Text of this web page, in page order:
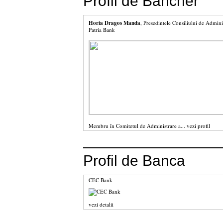
Horia Dragos Manda, Presedintele Consiliului de
Patria Bank
Membru în Comitetul de Administrare a... vezi profil
Profil de Banca
CEC Bank
vezi detalii